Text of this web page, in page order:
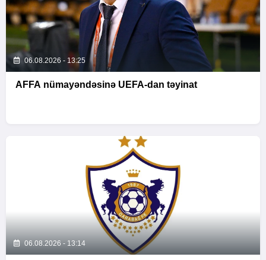
06.08.2026 - 13:25
AFFA nümayəndəsinə UEFA-dan təyinat
06.08.2026 - 13:14